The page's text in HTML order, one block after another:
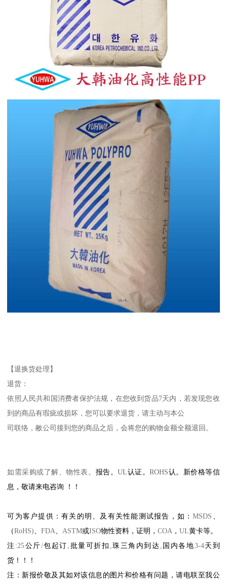
【退换货处理】
退货：
依照人民共和国消费者保护法规，在您收到货品7天内，若发现您收
到的商品有瑕疵或损坏，您可以要求退货，请主动与本公
司联络，敝公司接到您的商品之后，会将您的购物金额全额退回。
如需采购或了解、物性表。 报告。UL认证。ROHS认。新价格等信
息，敬请来电咨询
！！
可为客户提供：有关的明、及有关性能测试报告，如：MSDS
（RoHS) 、FDA ASTM或ISO物性资料，证明，COA ，UL黄卡等。
注 :25公斤/包起订 批量可折扣 珠三角内到达 国内各地3-4天到
货！！！
注：新报价敬及其如对该信息的图片和价格有问题，请电联至我公